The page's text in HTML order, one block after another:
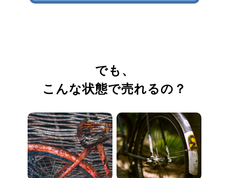
でも、
こんな状態で売れるの？